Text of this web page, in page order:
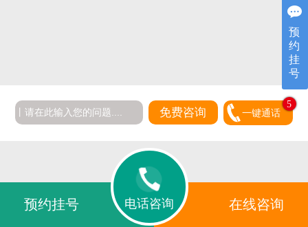
免费咨询 一键通话
5
预约挂号 电话咨询 在线咨询
预
约
挂
号